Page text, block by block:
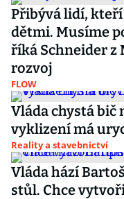
Přibývá lidí, kteří
dětmi. Musíme
říká Schneider
rozvoj
FLOW
Vláda chystá bič
vyklizení má
Reality a stavebnictví
Vláda hází
stůl. Chce